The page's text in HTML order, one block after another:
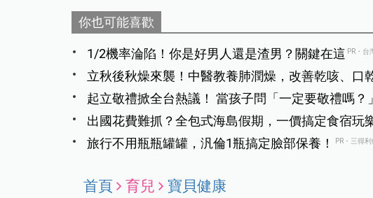
你也可能喜歡
1/2機率淪陷！你是好男人還是渣男？關鍵在這 PR・台
立秋後秋燥來襲！中醫教養肺潤燥，改善乾咳、口
起立敬禮掀全台熱議！ 當孩子問「一定要敬禮嗎？
出國花費難抓？全包式海島假期，一價搞定食宿玩
旅行不用瓶瓶罐罐，汎倫1瓶搞定臉部保養！ PR・三得
首頁 育兒 寶貝健康